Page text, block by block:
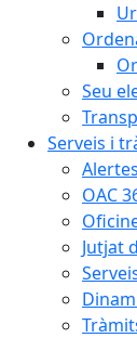
Seu
Serveis i
OAC
Jutjat